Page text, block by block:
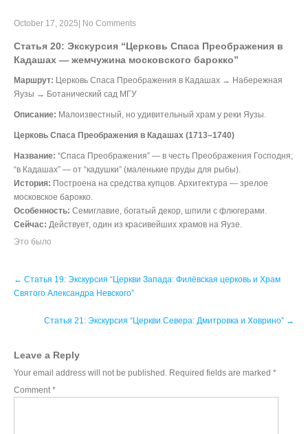
October 17, 2025 No Comments
Статья 20: Экскурсия “Церковь Спаса Преображения в
Кадашах — жемчужина московского барокко”
Маршрут: Церковь Спаса Преображения в Кадашах → Набережная
Яузы → Ботанический сад МГУ
Описание: Малоизвестный, но удивительный храм у реки Яузы.
Церковь Спаса Преображения в Кадашах (1713–1740)
Название: “Спаса Преображения” — в честь Преображения Господня;
“в Кадашах” — от “кадушки” (маленькие пруды для рыбы).
История: Построена на средства купцов. Архитектура — зрелое
московское барокко.
Особенность: Семиглавие, богатый декор, шпили с флюгерами.
Сейчас: Действует, один из красивейших храмов на Яузе.
Это было
navigation
← Статья 19: Экскурсия “Церкви Запада: Филёвская церковь и Храм
Святого Александра Невского”
Статья 21: Экскурсия “Церкви Севера: Дмитровка и Ховрино” →
Leave a Reply
Your email address will not be published. Required fields are marked *
Comment*